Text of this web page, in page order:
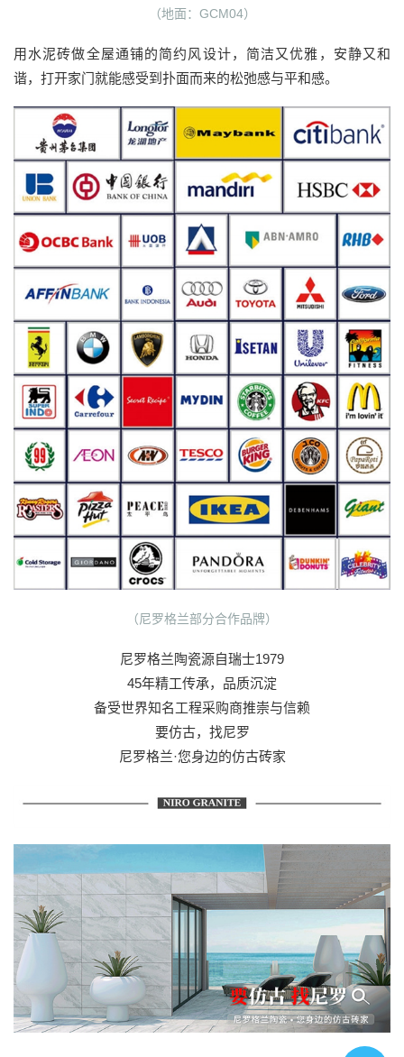
（地面：GCM04）
用水泥砖做全屋通铺的简约风设计，简洁又优雅，安静又和
谐，打开家门就能感受到扑面而来的松弛感与平和感。
（尼罗格兰部分合作品牌）
尼罗格兰陶瓷源自瑞士1979
45年精工传承，品质沉淀
备受世界知名工程采购商推崇与信赖
要仿古，找尼罗
尼罗格兰·您身边的仿古砖家